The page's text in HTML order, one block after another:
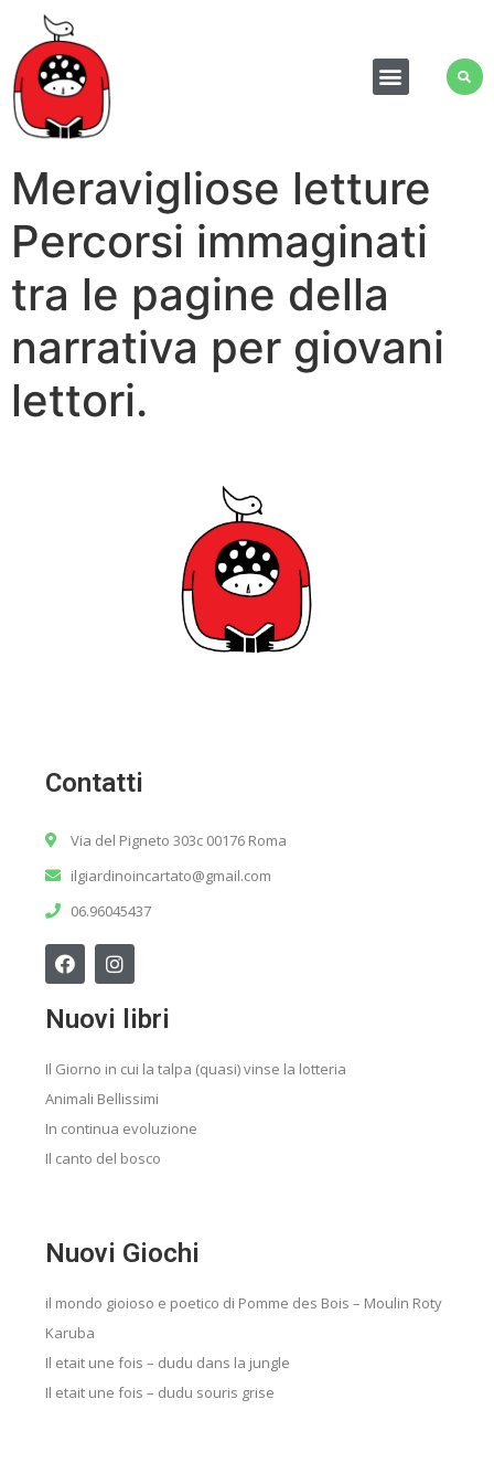
Meravigliose letture
Percorsi immaginati
tra le pagine della
narrativa per giovani
lettori.
Contatti
Via del Pigneto 303c 00176 Roma
ilgiardinoincartato@gmail.com
06.96045437
Nuovi libri
Il Giorno in cui la talpa (quasi) vinse la lotteria
Animali Bellissimi
In continua evoluzione
Il canto del bosco
Nuovi Giochi
il mondo gioioso e poetico di Pomme des Bois – Moulin Roty
Karuba
Il etait une fois – dudu dans la jungle
Il etait une fois – dudu souris grise